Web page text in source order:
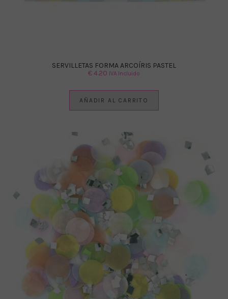
SERVILLETAS FORMA ARCOÍRIS PASTEL
€4.20 IVA Incluido
AÑADIR AL CARRITO